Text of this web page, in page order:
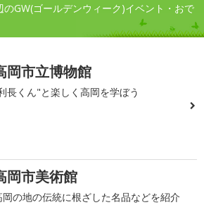
GW(ゴールデンウィーク)イベント・おで
岡市立博物館
長くん"と楽しく高岡を学ぼう
岡市美術館
岡の地の伝統に根ざした名品などを紹介